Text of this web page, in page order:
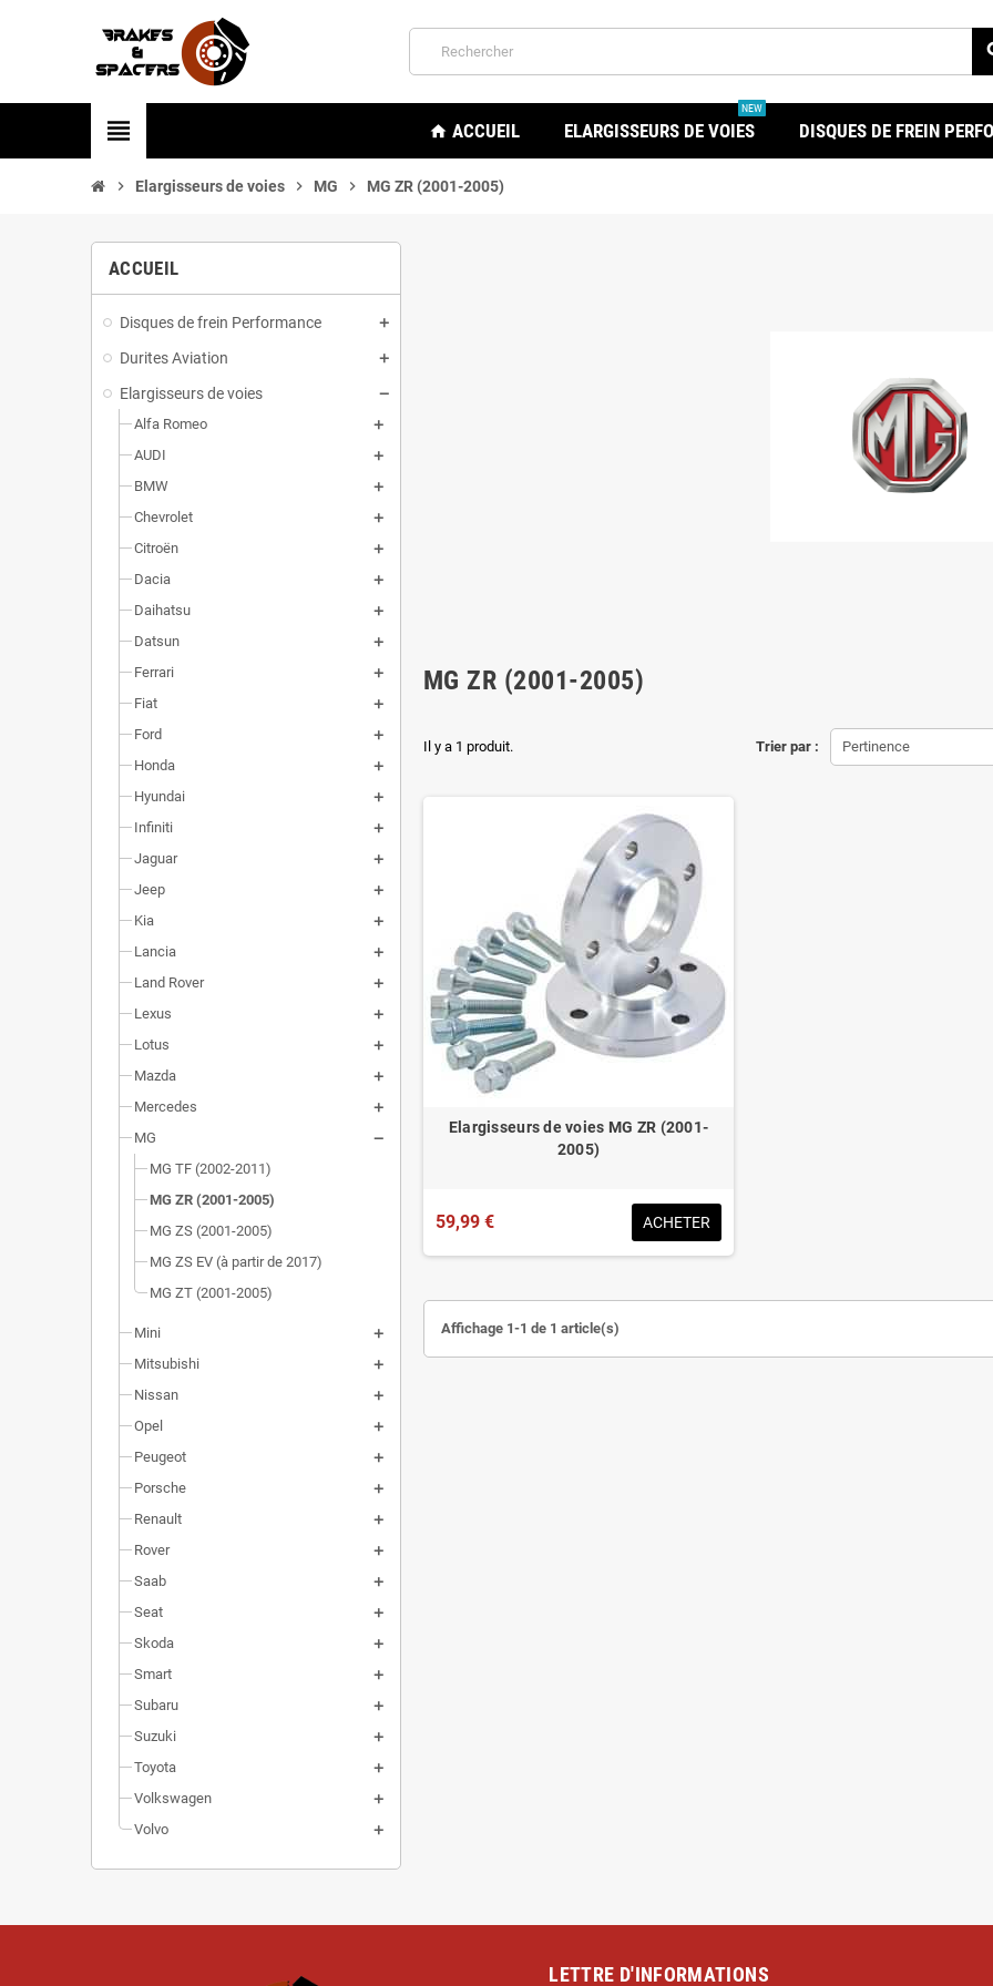
view_headline home ACCUEIL ELARGISSEURS DE VOIES
NEW
DISQUES DE FREIN
chevron_right Elargisseurs de voies chevron_right MG chevron_right MG ZR (2001-2005)
ACCUEIL
Disques de frein Performance
Durites Aviation
Elargisseurs de voies
Alfa Romeo
AUDI
BMW
Chevrolet
Citroën
Dacia
Daihatsu
Datsun
Ferrari
Fiat
Ford
Honda
Hyundai
Infiniti
Jaguar
Jeep
Kia
Lancia
Land Rover
Lexus
Lotus
Mazda
Mercedes
MG
MG TF (2002-2011)
MG ZR (2001-2005)
MG ZS (2001-2005)
MG ZS EV (à partir de 2017)
MG ZT (2001-2005)
Mini
Mitsubishi
Nissan
Opel
Peugeot
Porsche
Renault
Rover
Saab
Seat
Skoda
Smart
Subaru
Suzuki
Toyota
Volkswagen
Volvo
MG ZR (2001-2005)
Trier par : Pertinence
Il y a 1 produit.
Elargisseurs de voies MG ZR (2001-
2005)
59,99 € ACHETER
Affichage 1-1 de 1 article(s)
LETTRE D'INFORMATIONS